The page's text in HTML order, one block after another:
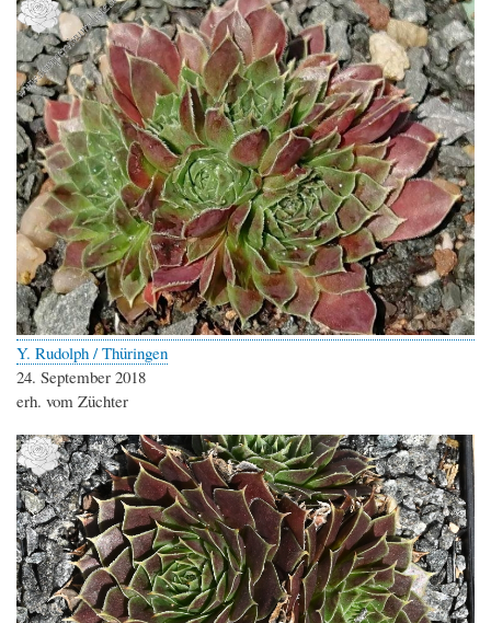
Y. Rudolph / Thüringen
24. September 2018
erh. vom Züchter